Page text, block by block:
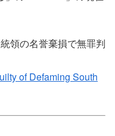
領の名誉棄損で無罪判
of Defaming South